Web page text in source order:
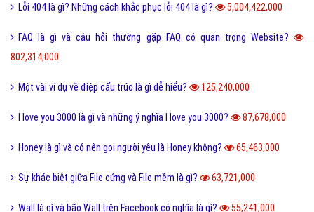
Lỗi 404 là gì? Những cách khắc phục lỗi 404 là gì? 5,004,422,000
FAQ là gì và câu hỏi thường gặp FAQ có quan trọng Website?
802,314,000
Một vài ví dụ về điệp cấu trúc là gì dễ hiểu? 125,240,000
I love you 3000 là gì và những ý nghĩa I love you 3000? 87,678,000
Honey là gì và có nên gọi người yêu là Honey không? 65,463,000
Sự khác biệt giữa File cứng và File mềm là gì? 63,721,000
Wall là gì và bão Wall trên Facebook có nghĩa là gì? 55,241,000